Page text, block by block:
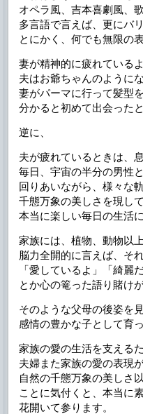
オペラ風、吉本喜劇風、
多言語で言えば、更にバ
とにかく、何でも無限の
妻が精神的に疲れている
夫はお爺ちゃんのように
妻がパーマに行って髪型
分かると初めて出会った
逆に、
夫が疲れているときは、
毎日、宇宙の半分の男性
回りあいながら、様々な
千態万象の美しさを現して
本当に楽しい毎日の生活
家族には、植物、動物以
脳力全開的に言えば、そ
「愛しているよ」「綺麗
とか心の篭った語り賭け
そのような父母の後姿を
感情の豊かな子として育
家族の愛の生活を支える
夫婦また家族の愛の表現が
自然の千態万象の美しさ
ことに気付くと、本当に
花開いて参ります。